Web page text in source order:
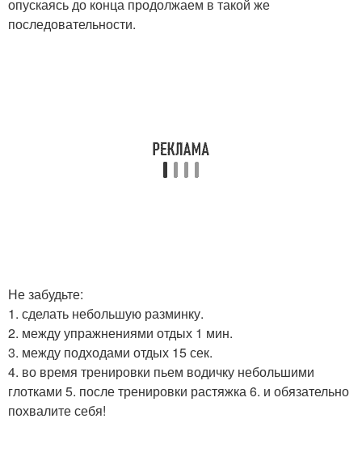
опускаясь до конца продолжаем в такой же
последовательности.
Не забудьте:
1. сделать небольшую разминку.
2. между упражнениями отдых 1 мин.
3. между подходами отдых 15 сек.
4. во время тренировки пьем водичку небольшими
глотками 5. после тренировки растяжка 6. и обязательно
похвалите себя!